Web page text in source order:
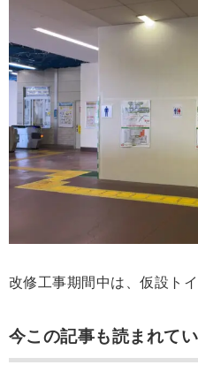
改修工事期間中は、仮設ト
今この記事も読まれて